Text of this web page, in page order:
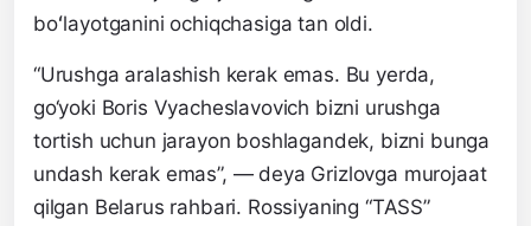
boʻlayotganini ochiqchasiga tan oldi.
“Urushga aralashish kerak emas. Bu yerda,
go‘yoki Boris Vyacheslavovich bizni urushga
tortish uchun jarayon boshlagandek, bizni bunga
undash kerak emas”, — deya Grizlovga murojaat
qilgan Belarus rahbari. Rossiyaning “TASS”